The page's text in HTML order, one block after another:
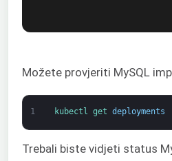
Možete provjeriti MySQL
1 kubectl get deployments
Trebali biste vidjeti status